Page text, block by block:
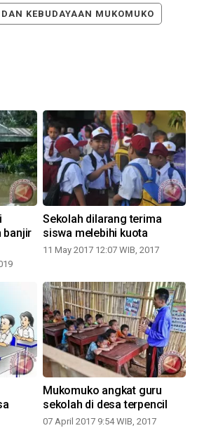
KEBUDAYAAN MUKOMUKO
banjir
Sekolah dilarang terima
siswa melebihi kuota
11 May 2017 12:07 WIB, 2017
Mukomuko angkat guru
sekolah di desa terpencil
07 April 2017 9:54 WIB, 2017